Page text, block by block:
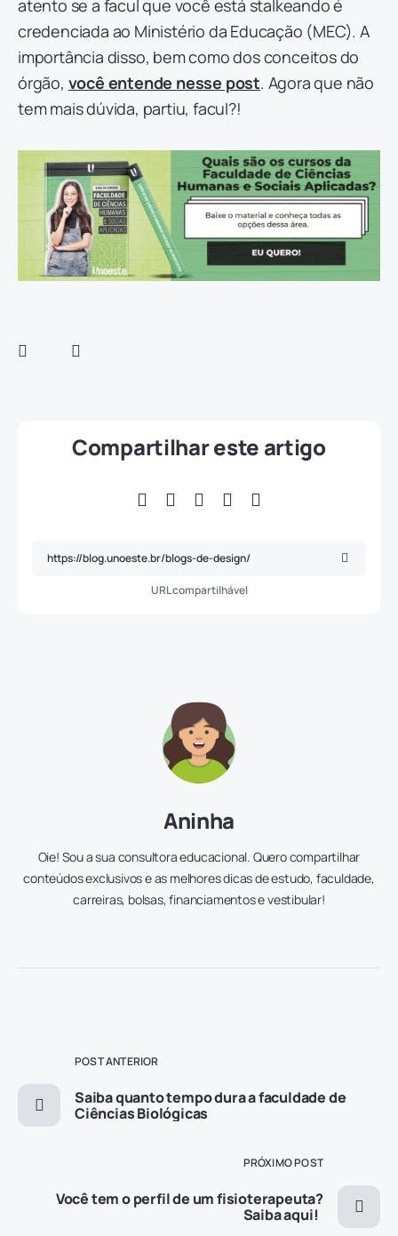
atento se a facul que você está stalkeando é
credenciada ao Ministério da Educação (MEC). A
importância disso, bem como dos conceitos do
órgão, você entende nesse post. Agora que não
tem mais dúvida, partiu, facul?!
Compartilhar este artigo
URL compartilhável
Aninha
Oie! Sou a sua consultora educacional. Quero compartilhar
conteúdos exclusivos e as melhores dicas de estudo, faculdade,
carreiras, bolsas, financiamentos e vestibular!
POST ANTERIOR
Saiba quanto tempo dura a faculdade de
Ciências Biológicas
PRÓXIMO POST
Você tem o perfil de um fisioterapeuta?
Saiba aqui!